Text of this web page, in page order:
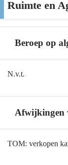
Ruimte en
Beroep op
Terug
Agrofood
N.v.t.
Afwijkingen
Terug
TOM: verkopen